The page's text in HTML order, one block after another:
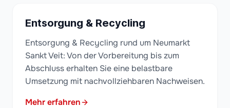
Entsorgung & Recycling
Entsorgung & Recycling rund um Neumarkt
Sankt Veit: Von der Vorbereitung bis zum
Abschluss erhalten Sie eine belastbare
Umsetzung mit nachvollziehbaren Nachweisen.
Mehr erfahren